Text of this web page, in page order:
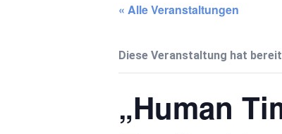
« Alle Veranstaltungen
Diese Veranstaltung hat
„Human